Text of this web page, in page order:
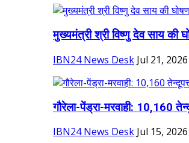
मुख्यमंत्री श्री विष्णु देव साय की
IBN24 News Desk Jul 21, 2026
गौरेला-पेंड्रा-मरवाही: 10,160
IBN24 News Desk Jul 15, 2026